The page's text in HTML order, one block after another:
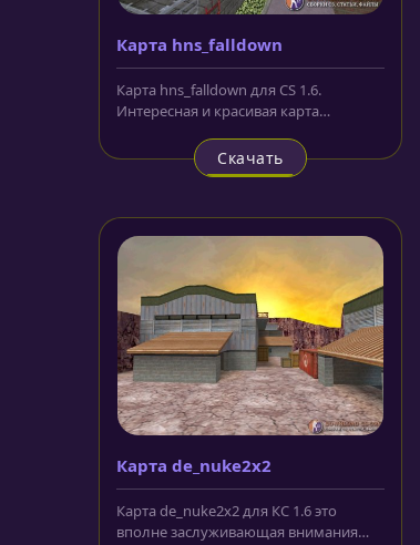
Карта hns_falldown
Карта hns_falldown для CS 1.6.
Интересная и красивая карта
выполненными...Скачать
Карта de_nuke2x2
Карта de_nuke2x2 для КС 1.6 это
вполне заслуживающая внимания